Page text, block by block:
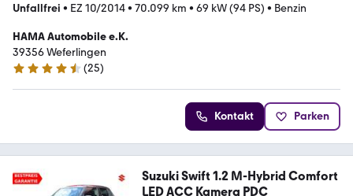
Unfallfrei • EZ 10/2014• 70.099 km • 69 kW (94 PS) • Benzin
HAMA Automobile e.K.
39356 Weferlingen
4.3 Sterne
(25)
Kontakt Parken
Suzuki Swift 1.2 M-Hybrid Comfort
LED ACC Kamera PDC